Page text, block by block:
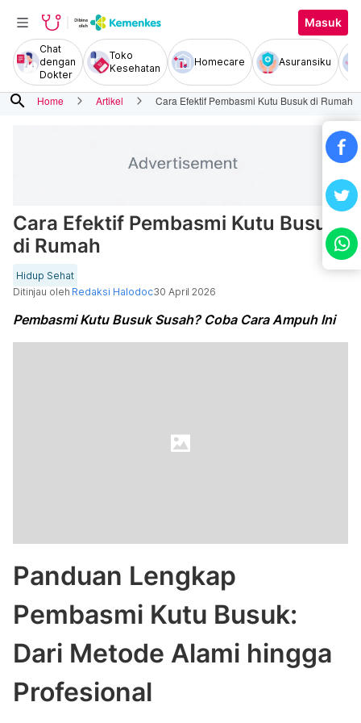
Masuk
Chat
dengan
Dokter
Toko
Kesehatan
Homecare Asuransiku
search Home Artikel Cara Efektif Pembasmi Kutu Busuk di Rumah
Cara Efektif Pembasmi Kutu Busuk
di Rumah
Hidup Sehat
Ditinjau oleh Redaksi Halodoc30 April 2026
Pembasmi Kutu Busuk Susah? Coba Cara Ampuh Ini
Panduan Lengkap
Pembasmi Kutu Busuk:
Dari Metode Alami hingga
Profesional